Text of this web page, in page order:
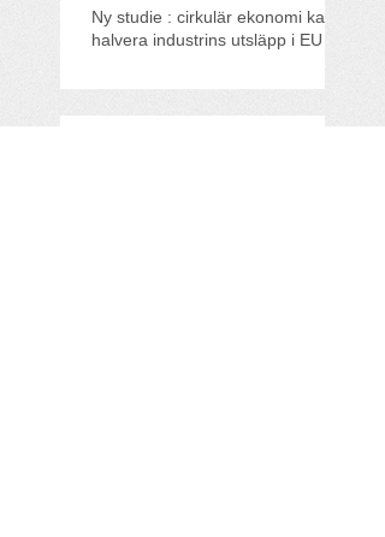
Ny studie : cirkulär ekonomi kan
halvera industrins utsläpp i EU